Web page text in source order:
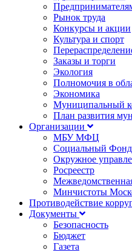
Рынок труда
Конкурсы и акции
Культура и спорт
Заказы и торги
Экология
Полномочия в
Экономика
Муниципальный
План развития
Организации
МБУ МФЦ
Социальный
Окружное
Росреестр
Минчистоты
Противодействие
Документы
Безопасность
Бюджет
Газета